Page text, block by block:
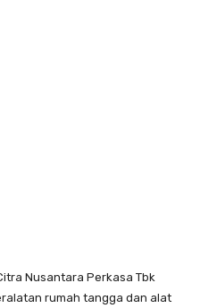
Nusantara Perkasa Tbk
rumah tangga dan alat